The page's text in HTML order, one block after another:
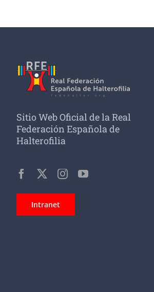
Sitio Web Oficial de la Real
Federación Española de
Halterofilia
Intranet